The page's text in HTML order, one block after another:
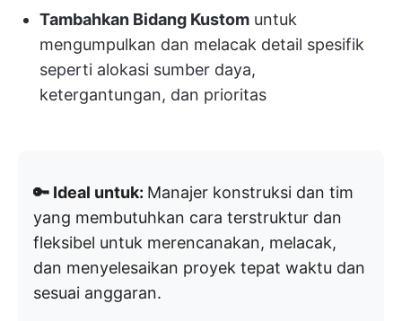
Tambahkan Bidang Kustom untuk
mengumpulkan dan melacak detail spesifik
seperti alokasi sumber daya,
ketergantungan, dan prioritas
🔑 Ideal untuk: Manajer konstruksi dan tim
yang membutuhkan cara terstruktur dan
fleksibel untuk merencanakan, melacak,
dan menyelesaikan proyek tepat waktu dan
sesuai anggaran.